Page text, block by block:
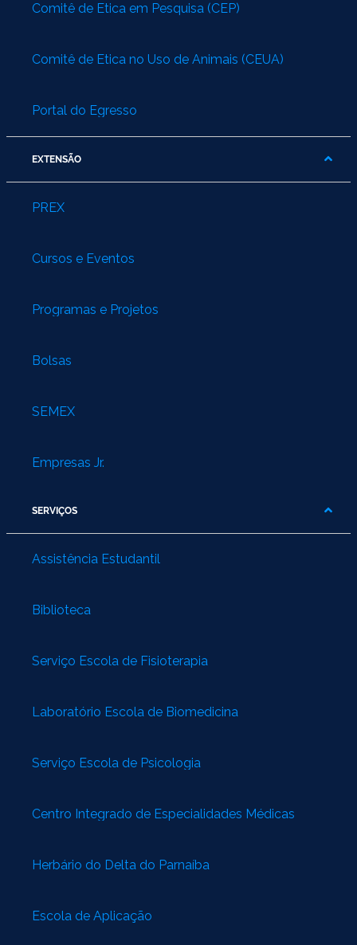
Comitê de Ética em Pesquisa (CEP)
Comitê de Ética no Uso de Animais (CEUA)
Portal do Egresso
EXTENSÃO
PREX
Cursos e Eventos
Programas e Projetos
Bolsas
SEMEX
Empresas Jr.
SERVIÇOS
Assistência Estudantil
Biblioteca
Serviço Escola de Fisioterapia
Laboratório Escola de Biomedicina
Serviço Escola de Psicologia
Centro Integrado de Especialidades Médicas
Herbário do Delta do Parnaíba
Escola de Aplicação